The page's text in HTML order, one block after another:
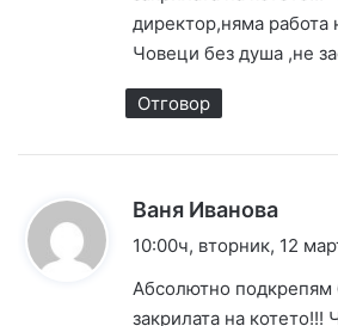
директор,няма работа
Човеци без душа ,не
Отговор
Ваня Иванова
а
а
10:00ч, вторник, 12
Абсолютно подкрепям
закрилата на котето!!!